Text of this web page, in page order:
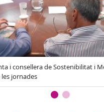
i consellera de Sostenibilitat i
jornades